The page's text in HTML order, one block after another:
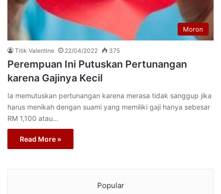
Moron
Titik Valentine 22/04/2022 375
Perempuan Ini Putuskan Pertunangan
karena Gajinya Kecil
Ia memutuskan pertunangan karena merasa tidak sanggup jika
harus menikah dengan suami yang memiliki gaji hanya sebesar
RM 1,100 atau…
Read More »
Popular